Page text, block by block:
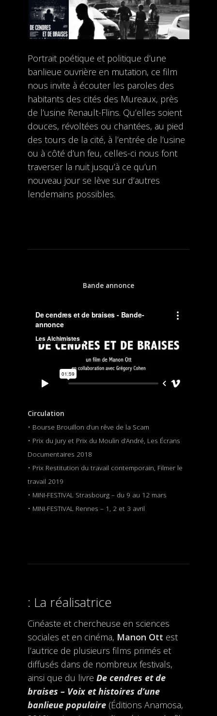
Portrait poétique et politique d’une
banlieue ouvrière en mutation, ce film
nous invite à écouter les paroles des
habitants des cités des Mureaux, près
de l’usine Renault-Flins. Qu’elles soient
douces, révoltées ou chantées, au pied
des tours de la cité, à l’entrée de l’usine
ou à côté d’un feu, celles-ci nous font
traverser la nuit jusqu’à ce qu’un
nouveau jour se lève sur d’autres
lendemains possibles.
Bande annonce
Circulation
• Bourse Brouillon d’un rêve de la Scam
• Prix du Jury et Prix du Moulin d’André, Les Écrans
Documentaires 2018
• Prix Restitution du travail contemporain, Filmer le
travail 2019
• MINI-FESTIVAL Strasbourg – du 9 au 12 mars
• MINI-FESTIVAL Rennes – 1, 2 et 3 avril
La réalisatrice
Cinéaste et chercheuse en sciences
sociales et en cinéma, Manon Ott est
l’autrice de plusieurs films primés et
diffusés dans de nombreux festivals,
ainsi que du livre De cendres et de
braises – Voix et histoires d’une
banlieue populaire(Éditions Anamosa,